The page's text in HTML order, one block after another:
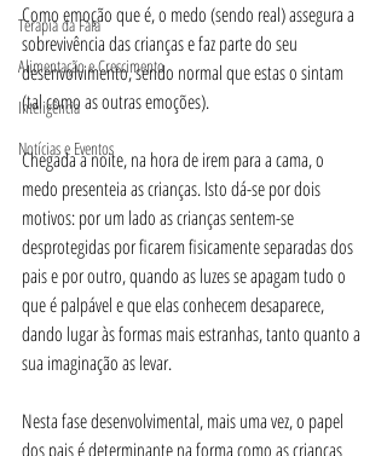
Terapia da Fala
Alimentação e Crescimento
Inteligência
Notícias e Eventos
Como emoção que é, o medo (sendo real) assegura a
sobrevivência das crianças e faz parte do seu
desenvolvimento, sendo normal que estas o sintam
(tal como as outras emoções).
Chegada a noite, na hora de irem para a cama, o
medo presenteia as crianças. Isto dá-se por dois
motivos: por um lado as crianças sentem-se
desprotegidas por ficarem fisicamente separadas dos
pais e por outro, quando as luzes se apagam tudo o
que é palpável e que elas conhecem desaparece,
dando lugar às formas mais estranhas, tanto quanto a
sua imaginação as levar.
Nesta fase desenvolvimental, mais uma vez, o papel
dos pais é determinante na forma como as crianças